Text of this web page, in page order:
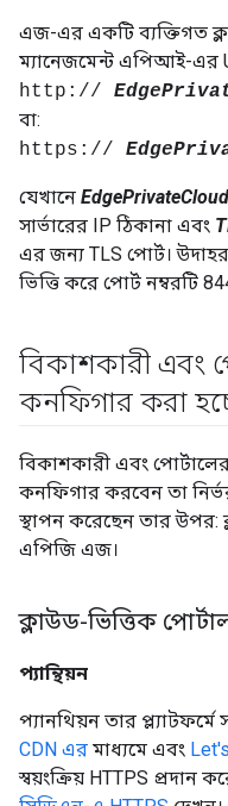
এজ-এর একটি ব্যক্তিগত
ম্যানেজমেন্ট এপিআই-এর
http://
বা:
https://
যেখানে
সার্ভারের IP ঠিকানা এবং
এর জন্য TLS পোর্ট।
ভিত্তি করে পোর্ট নম্বরটি
বিকাশকারী এবং
কনফিগার করা
বিকাশকারী এবং
কনফিগার করবেন তা
স্থাপন করেছেন তার উপর:
এপিজি এজ।
ক্লাউড-ভিত্তিক
প্যান্থিয়ন
প্যানথিয়ন তার
CDN এর মাধ্যমে এবং
স্বয়ংক্রিয় HTTPS প্রদান